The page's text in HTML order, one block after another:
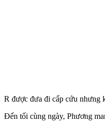
R được đưa đi cấp cứu nhưng
Đến tối cùng ngày, Phương